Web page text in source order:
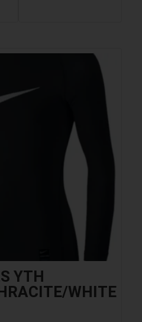
YTH
WHITE